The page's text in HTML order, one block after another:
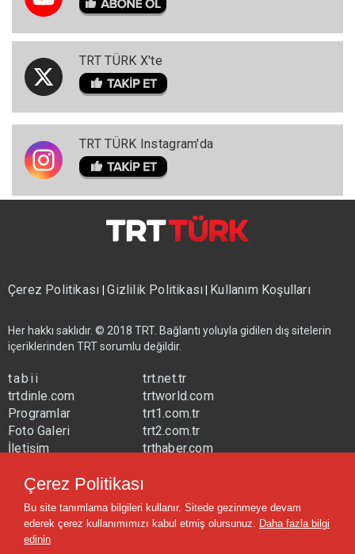
TRT TÜRK X'te
TRT TÜRK Instagram'da
Çerez Politikası|Gizlilik Politikası| Kullanım Koşulları
Her hakkı saklıdır. © 2018 TRT. Bağlantı yoluyla gidilen dış sitelerin
içeriklerinden TRT sorumlu değildir.
tabii
trtdinle.com
Programlar
Foto Galeri
İletişim
trt.net.tr
trtworld.com
trt1.com.tr
trt2.com.tr
trthaber.com
trtavaz.com.tr
trtmuzik.net.tr
trtcocuk.net.tr
Çerez Politikası
Bu site tanımlama bilgileri kullanır. Sitede gezinmeye devam
ederek çerez kullanımımızı kabul etmiş olursunuz. Daha fazla bilgi
edinin